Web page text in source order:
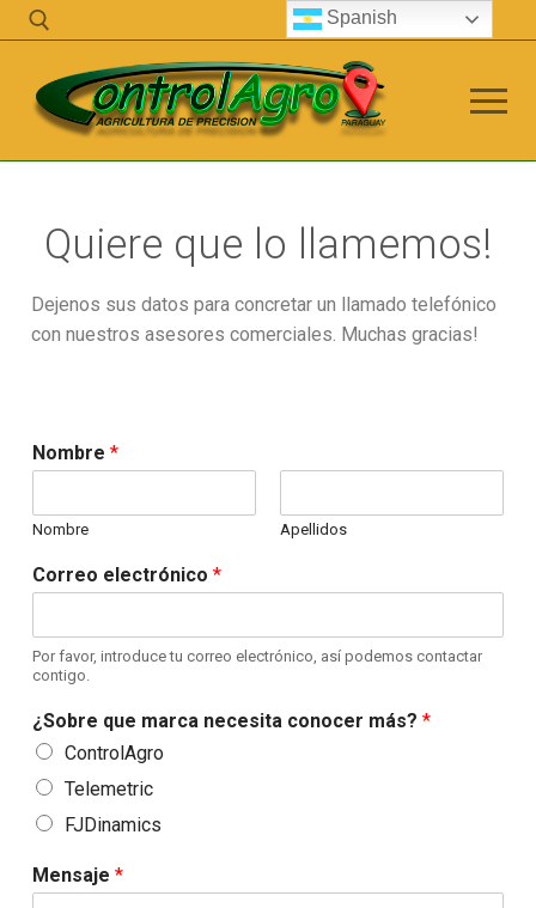
Telemetric
Descargas
Contactos
Código de Programador
Quiere que lo llamemos!
Dejenos sus datos para concretar un llamado telefónico
con nuestros asesores comerciales. Muchas gracias!
Nombre *
Nombre Apellidos
Correo electrónico *
Por favor, introduce tu correo electrónico, así podemos contactar
contigo.
¿Sobre que marca necesita conocer más? *
ControlAgro
Telemetric
FJDinamics
Mensaje *
Spanish